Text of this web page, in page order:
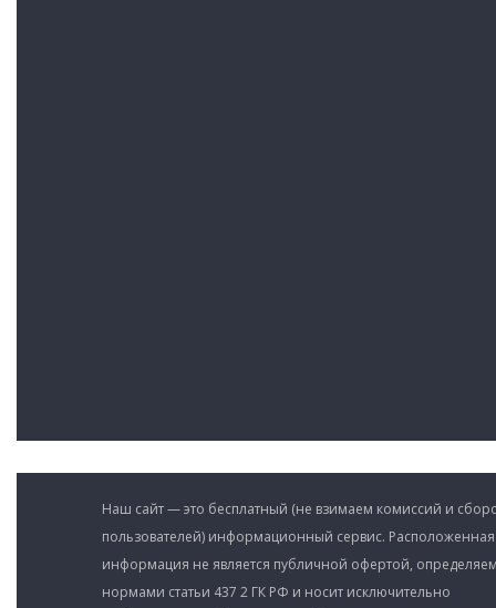
Наш сайт — это бесплатный (не взимаем комиссий и
пользователей) информационный сервис.
информация не является публичной офертой,
нормами статьи 437 2 ГК РФ и носит исключительно